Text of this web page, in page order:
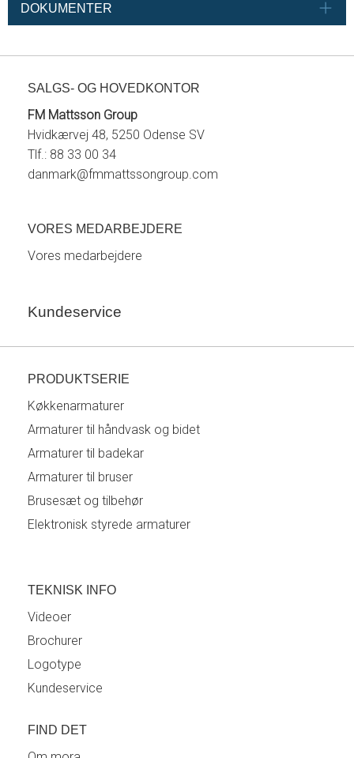
DOKUMENTER
SALGS- OG HOVEDKONTOR
FM Mattsson Group
Hvidkærvej 48, 5250 Odense SV
Tlf.: 88 33 00 34
danmark@fmmattssongroup.com
VORES MEDARBEJDERE
Vores medarbejdere
Kundeservice
PRODUKTSERIE
Køkkenarmaturer
Armaturer til håndvask og bidet
Armaturer til badekar
Armaturer til bruser
Brusesæt og tilbehør
Elektronisk styrede armaturer
TEKNISK INFO
Videoer
Brochurer
Logotype
Kundeservice
FIND DET